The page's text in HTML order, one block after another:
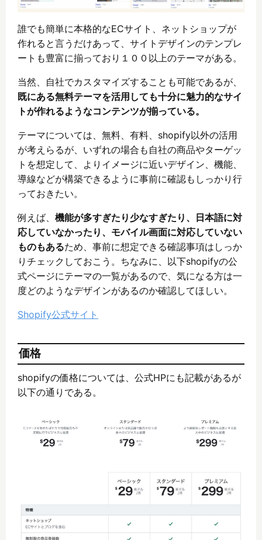
誰でも簡単に本格的なECサイト、ネットショップが
作れると言うだけあって、サイトデザインのテンプレ
ートも豊富に揃っており１００以上のテーマがある。
当然、自社でカスタマイズすることも可能であるが、
既にある無料テーマを活用しても十分に魅力的なサイ
トが作れるようなコンテンツが揃っている。
テーマについては、無料、有料、shopify以外の活用
が考えらるが、いずれの場合も自社の商品やターゲッ
トを想定して、よりイメージに近いデザイン、機能、
導線などが構築できるように事前に確認もしっかり行
っておきたい。
例えば、 機能が多すぎたり少なすぎたり、日本語に対
応していなかったり、モバイル画面に対応していない
ものもあるため、事前に想定できる確認事項はしっか
りチェックしておこう。ちなみに、以下shopifyの公
式ページにテーマの一覧があるので、気になる方は一
度どのようなデザインがあるのか確認してほしい。
Shopify公式サイト
価格
shopifyの価格については、公式HPにも記載があるが
以下の通りである。